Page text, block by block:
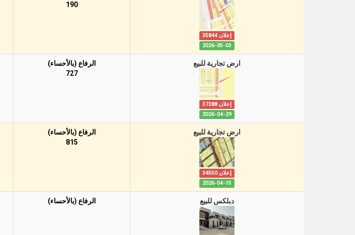
إعلان 35844
2026-05-03
190
ارض تجارية للبيع
إعلان 37388
2026-04-29
الرفاع (بالأحساء)
727
ارض تجارية للبيع
إعلان 34550
2026-04-15
الرفاع (بالأحساء)
815
دبلكس للبيع الرفاع (بالأحساء)